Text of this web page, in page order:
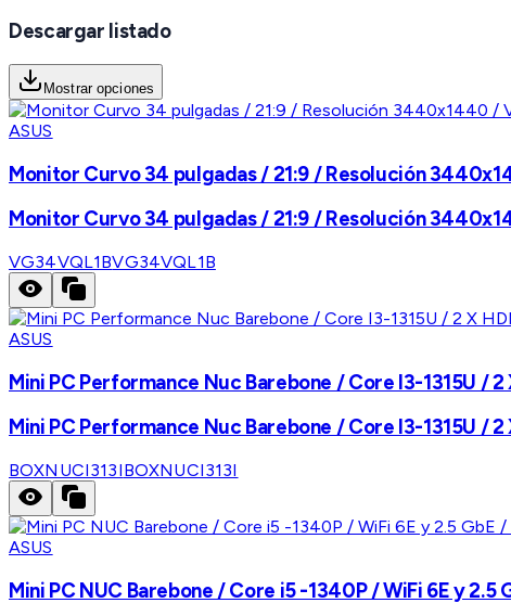
Descargar listado
Mostrar opciones
ASUS
Monitor Curvo 34 pulgadas / 21:9 / Resolución
Monitor Curvo 34 pulgadas / 21:9 / Resolución
VG34VQL1BVG34VQL1B
ASUS
Mini PC Performance Nuc Barebone / Core I3-1315U /
Mini PC Performance Nuc Barebone / Core I3-1315U /
BOXNUCI313IBOXNUCI313I
ASUS
Mini PC NUC Barebone / Core i5 -1340P / WiFi 6E y